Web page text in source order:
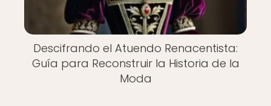
Descifrando el Atuendo Renacentista:
Guía para Reconstruir la Historia de la
Moda